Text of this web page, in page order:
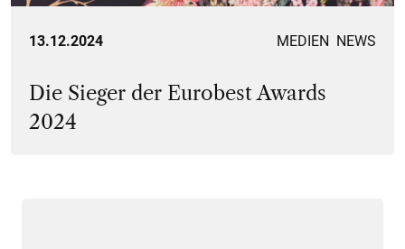
13.12.2024 MEDIEN NEWS
Die Sieger der Eurobest Awards
2024